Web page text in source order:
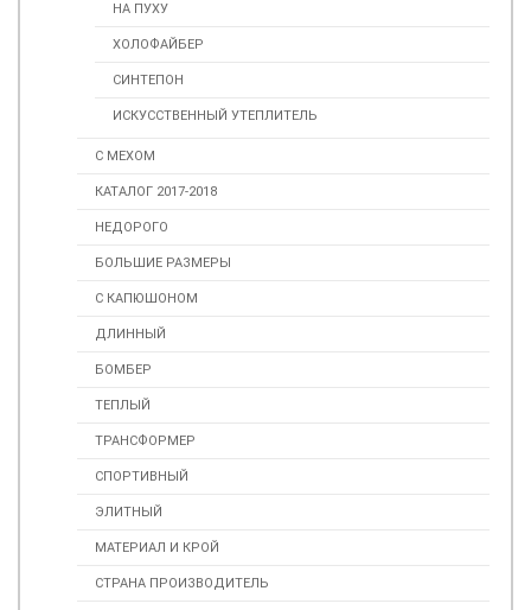
НА ПУХУ
ХОЛОФАЙБЕР
СИНТЕПОН
ИСКУССТВЕННЫЙ УТЕПЛИТЕЛЬ
С МЕХОМ
КАТАЛОГ 2017-2018
НЕДОРОГО
БОЛЬШИЕ РАЗМЕРЫ
С КАПЮШОНОМ
ДЛИННЫЙ
БОМБЕР
ТЕПЛЫЙ
ТРАНСФОРМЕР
СПОРТИВНЫЙ
ЭЛИТНЫЙ
МАТЕРИАЛ И КРОЙ
СТРАНА ПРОИЗВОДИТЕЛЬ